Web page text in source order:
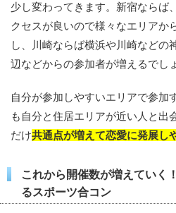
少し変わってきます。新宿ならば
クセスが良いので様々なエリアか
し、川崎ならば横浜や川崎などの
辺などからの参加者が増えるでし
自分が参加しやすいエリアで参加
も自分と住居エリアが近い人と出
だけ共通点が増えて恋愛に発展し
これから開催数が増えていく
るスポーツ合コン